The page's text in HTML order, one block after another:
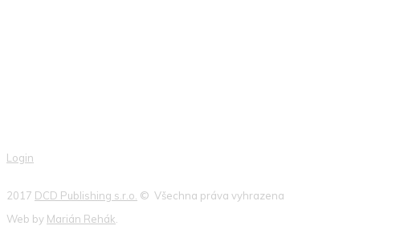
Login
2017 DCD Publishing s.r.o. © Všechna práva vyhrazena
Web by Marián Rehák